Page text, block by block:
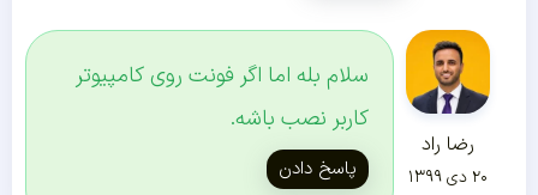
رضا راد
۲۰ دی ۱۳۹۹
سلام بله اما اگر فونت روی کامپیوتر
کاربر نصب باشه.
پاسخ دادن